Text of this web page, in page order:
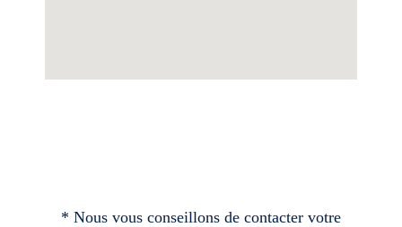
* Nous vous conseillons de contacter votre